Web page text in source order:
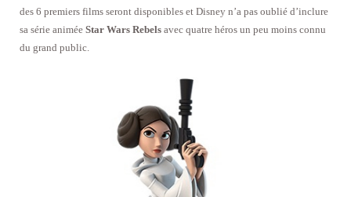
des 6 premiers films seront disponibles et Disney n’a pas oublié d’inclure
sa série animée Star Wars Rebels avec quatre héros un peu moins connu
du grand public.